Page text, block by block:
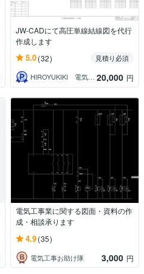
JW-CADにて高圧単線結線図を代行
作成します
5.0(32)
見積り必須
HIROYUKIKI 電気設備管理事務所 20,000 円
電気工事業に関する図面・資料の作
成・相談承ります
4.9(35)
電気工事お助け隊 3,000 円